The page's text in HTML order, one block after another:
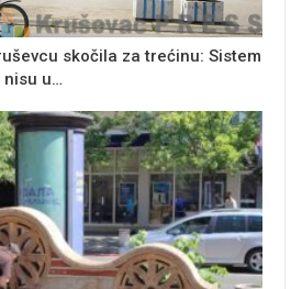
skočila za trećinu: Sistem
u…